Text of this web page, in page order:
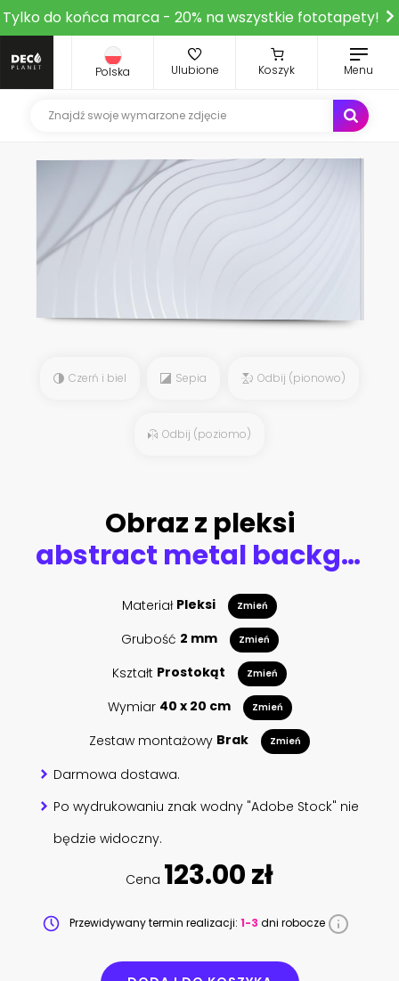
Tylko do końca marca - 20% na wszystkie fototapety!
Polska Ulubione Koszyk Menu
Czerń i biel Sepia Odbij (pionowo)
Odbij (poziomo)
Obraz z pleksi
abstract metal background as background
Materiał Pleksi Zmień
Grubość 2 mm Zmień
Kształt Prostokąt Zmień
Wymiar 40 x 20 cm Zmień
Zestaw montażowy Brak Zmień
Darmowa dostawa.
Po wydrukowaniu znak wodny "Adobe Stock" nie
będzie widoczny.
Cena 123.00 zł
Przewidywany termin realizacji: 1-3 dni robocze